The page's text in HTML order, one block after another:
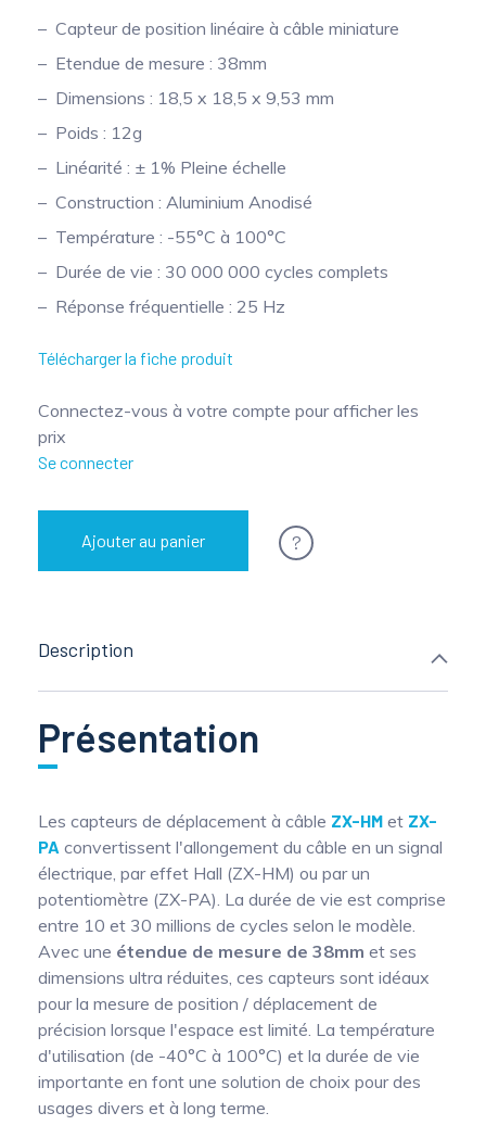
Capteur de position linéaire à câble miniature
Etendue de mesure : 38mm
Dimensions : 18,5 x 18,5 x 9,53 mm
Poids : 12g
Linéarité : ± 1% Pleine échelle
Construction : Aluminium Anodisé
Température : -55°C à 100°C
Durée de vie : 30 000 000 cycles complets
Réponse fréquentielle : 25 Hz
Télécharger la fiche produit
Connectez-vous à votre compte pour afficher les
prix
Se connecter
Ajouter au panier ?
Description
Présentation
Les capteurs de déplacement à câble ZX-HM et ZX-
PA convertissent l'allongement du câble en un signal
électrique, par effet Hall (ZX-HM) ou par un
potentiomètre (ZX-PA). La durée de vie est comprise
entre 10 et 30 millions de cycles selon le modèle.
Avec une étendue de mesure de 38mm et ses
dimensions ultra réduites, ces capteurs sont idéaux
pour la mesure de position / déplacement de
précision lorsque l'espace est limité. La température
d'utilisation (de -40°C à 100°C) et la durée de vie
importante en font une solution de choix pour des
usages divers et à long terme.